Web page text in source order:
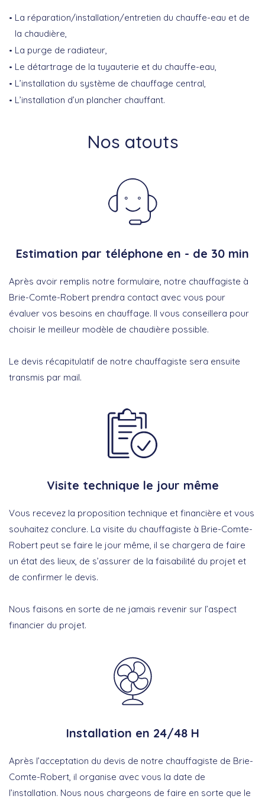
La réparation/installation/entretien du chauffe-eau et de
la chaudière,
La purge de radiateur,
Le détartrage de la tuyauterie et du chauffe-eau,
L’installation du système de chauffage central,
L’installation d’un plancher chauffant.
Nos atouts
Estimation par téléphone en - de 30 min
Après avoir remplis notre formulaire, notre chauffagiste à
Brie-Comte-Robert prendra contact avec vous pour
évaluer vos besoins en chauffage. Il vous conseillera pour
choisir le meilleur modèle de chaudière possible.
Le devis récapitulatif de notre chauffagiste sera ensuite
transmis par mail.
Visite technique le jour même
Vous recevez la proposition technique et financière et vous
souhaitez conclure. La visite du chauffagiste à Brie-Comte-
Robert peut se faire le jour même, il se chargera de faire
un état des lieux, de s’assurer de la faisabilité du projet et
de confirmer le devis.
Nous faisons en sorte de ne jamais revenir sur l’aspect
financier du projet.
Installation en 24/48 H
Après l’acceptation du devis de notre chauffagiste de Brie-
Comte-Robert, il organise avec vous la date de
l’installation. Nous nous chargeons de faire en sorte que le